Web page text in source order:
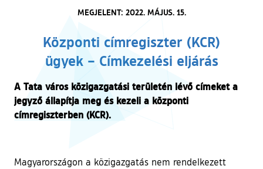
MEGJELENT: 2022. MÁJUS. 15.
Központi címregiszter (KCR)
ügyek – Címkezelési eljárás
A Tata város közigazgatási területén lévő címeket a
jegyző állapítja meg és kezeli a központi
címregiszterben (KCR).
Magyarországon a közigazgatás nem rendelkezett